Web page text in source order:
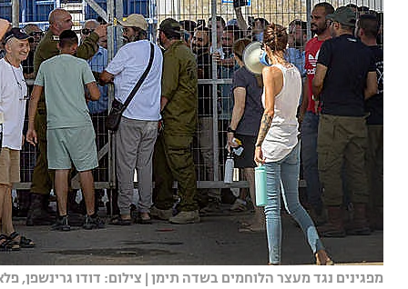
מפגינים נגד מעצר הלוחמים בשדה תימן | צילום: דודו גרינשפן,